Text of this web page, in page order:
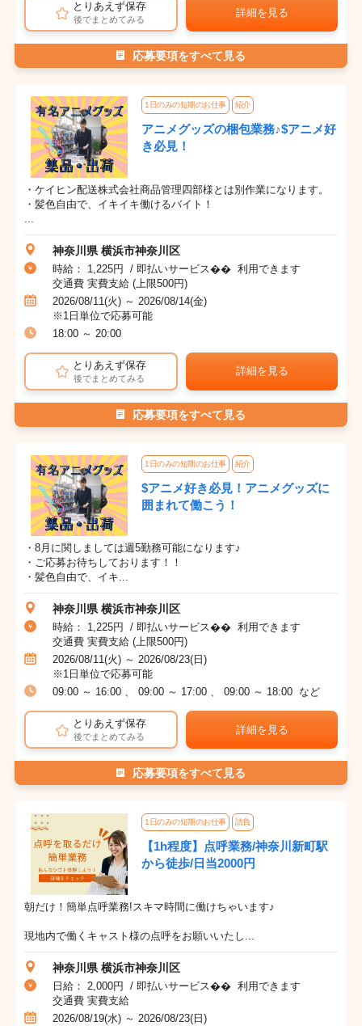
とりあえず保存
後でまとめてみる
詳細を見る
応募要項をすべて見る
1日のみの短期のお仕事 紹介
アニメグッズの梱包業務♪$アニメ好
き必見！
・ケイヒン配送株式会社商品管理四部様とは別作業になります。
・髪色自由で、イキイキ働けるバイト！
神奈川県 横浜市神奈川区
時給： 1,225円 / 即払いサービス�� 利用できます
交通費 実費支給 (上限500円)
2026/08/11(火) ～ 2026/08/14(金)
※1日単位で応募可能
18:00 ～ 20:00
とりあえず保存
後でまとめてみる
詳細を見る
応募要項をすべて見る
1日のみの短期のお仕事 紹介
$アニメ好き必見！アニメグッズに
囲まれて働こう！
・8月に関しましては週5勤務可能になります♪
・ご応募お待ちしております！！
・髪色自由で、イキ...
神奈川県 横浜市神奈川区
時給： 1,225円 / 即払いサービス�� 利用できます
交通費 実費支給 (上限500円)
2026/08/11(火) ～ 2026/08/23(日)
※1日単位で応募可能
09:00 ～ 16:00 、 09:00 ～ 17:00 、 09:00 ～ 18:00 など
とりあえず保存
後でまとめてみる
詳細を見る
応募要項をすべて見る
1日のみの短期のお仕事 請負
【1h程度】点呼業務/神奈川新町駅
から徒歩/日当2000円
朝だけ！簡単点呼業務!スキマ時間に働けちゃいます♪
現地内で働くキャスト様の点呼をお願いいたし...
神奈川県 横浜市神奈川区
日給： 2,000円 / 即払いサービス�� 利用できます
交通費 実費支給
2026/08/19(水) ～ 2026/08/23(日)